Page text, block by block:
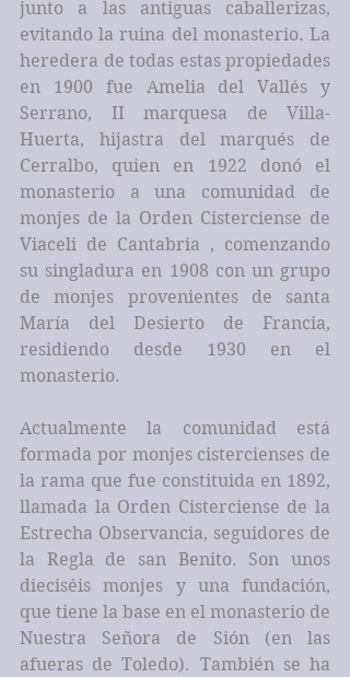
junto a las antiguas caballerizas,
evitando la ruina del monasterio. La
heredera de todas estas propiedades
en 1900 fue Amelia del Vallés y
Serrano, II marquesa de Villa-
Huerta, hijastra del marqués de
Cerralbo, quien en 1922 donó el
monasterio a una comunidad de
monjes de la Orden Cisterciense de
Viaceli de Cantabria , comenzando
su singladura en 1908 con un grupo
de monjes provenientes de santa
María del Desierto de Francia,
residiendo desde 1930 en el
monasterio.
Actualmente la comunidad está
formada por monjes cistercienses de
la rama que fue constituida en 1892,
llamada la Orden Cisterciense de la
Estrecha Observancia, seguidores de
la Regla de san Benito. Son unos
dieciséis monjes y una fundación,
que tiene la base en el monasterio de
Nuestra Señora de Sión (en las
afueras de Toledo). También se ha